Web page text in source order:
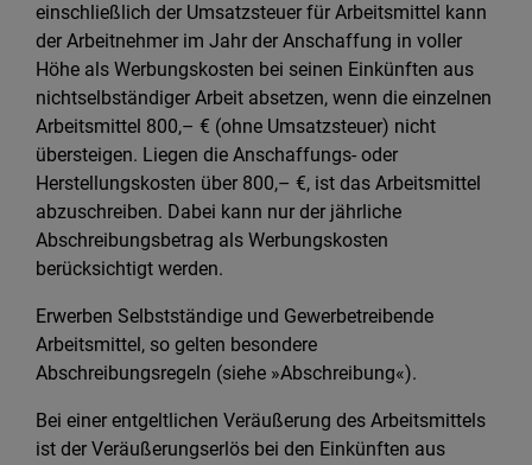
einschließlich der Umsatzsteuer für Arbeitsmittel kann
der Arbeitnehmer im Jahr der Anschaffung in voller
Höhe als Werbungskosten bei seinen Einkünften aus
nichtselbständiger Arbeit absetzen, wenn die einzelnen
Arbeitsmittel 800,– € (ohne Umsatzsteuer) nicht
übersteigen. Liegen die Anschaffungs- oder
Herstellungskosten über 800,– €, ist das Arbeitsmittel
abzuschreiben. Dabei kann nur der jährliche
Abschreibungsbetrag als Werbungskosten
berücksichtigt werden.
Erwerben Selbstständige und Gewerbetreibende
Arbeitsmittel, so gelten besondere
Abschreibungsregeln (siehe »Abschreibung«).
Bei einer entgeltlichen Veräußerung des Arbeitsmittels
ist der Veräußerungserlös bei den Einkünften aus